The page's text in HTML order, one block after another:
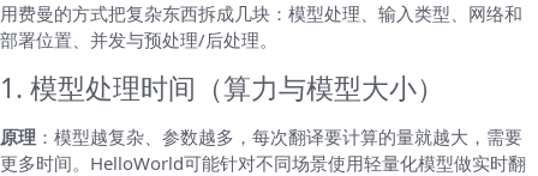
用费曼的方式把复杂东西拆成几块：模型处理、输入类型、网络和
部署位置、并发与预处理/后处理。
1. 模型处理时间（算力与模型大小）
原理 ：模型越复杂、参数越多，每次翻译要计算的量就越大，需要
更多时间。HelloWorld可能针对不同场景使用轻量化模型做实时翻